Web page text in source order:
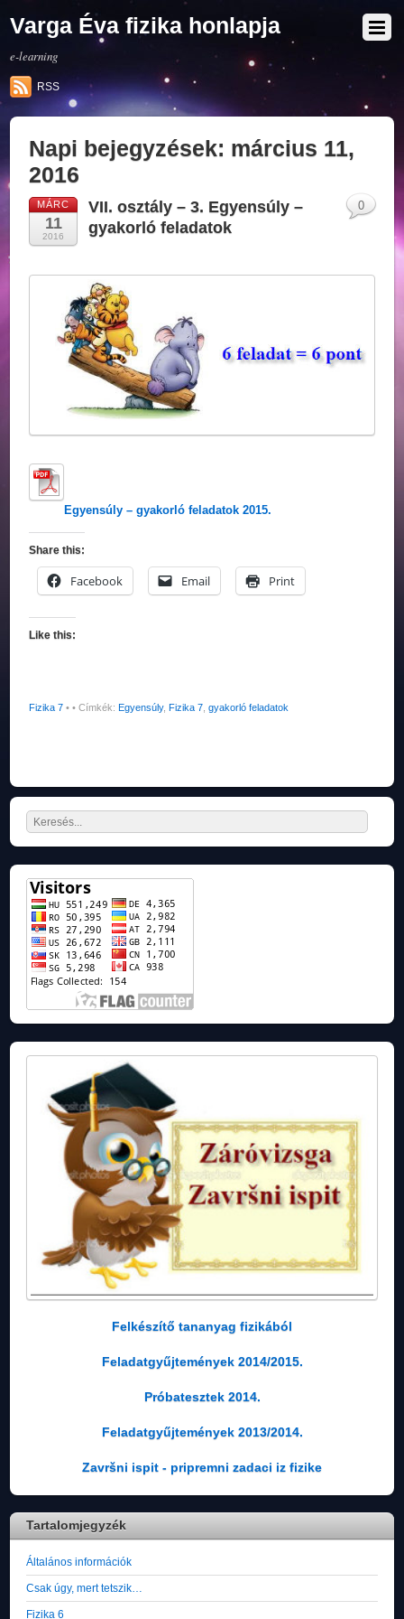
Varga Éva fizika honlapja
e-learning
RSS
Napi bejegyzések: március 11,
2016
MÁRC
11
2016
VII. osztály – 3. Egyensúly –
gyakorló feladatok
Egyensúly – gyakorló feladatok 2015.
Share this:
Facebook Email Print
Like this:
Fizika 7 •
0
• Címkék:Egyensúly,Fizika 7 ,gyakorló feladatok
Felkészítő tananyag fizikából
Feladatgyűjtemények 2014/2015.
Próbatesztek 2014.
Feladatgyűjtemények 2013/2014.
Završni ispit - pripremni zadaci iz fizike
Tartalomjegyzék
Általános információk
Csak úgy, mert tetszik…
Fizika 6